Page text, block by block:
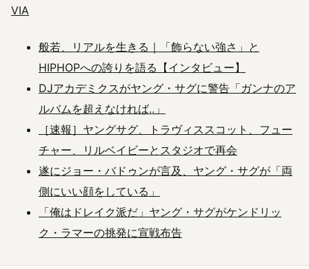
VIA
般若、リアルを生きる｜「飾らない強さ」と
HIPHOPへの誇りを語る【インタビュー】
DJアカデミクスがヤング・サグに警告「ガンナのア
ルバムを超えなければ..」
［速報］ヤングサグ、トラヴィススコット、フュー
チャー、リルベイビーとスタジオで再会
遂にジョー・バドゥンが言及、ヤング・サグが「両
側にいい顔をしている」
「俺はドレイク派だ」ヤング・サグがケンドリッ
ク・ラマーの挑発に宣戦布告